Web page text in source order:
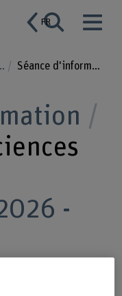
FR
Séance d'information Bachelor en Sciences forestières
-